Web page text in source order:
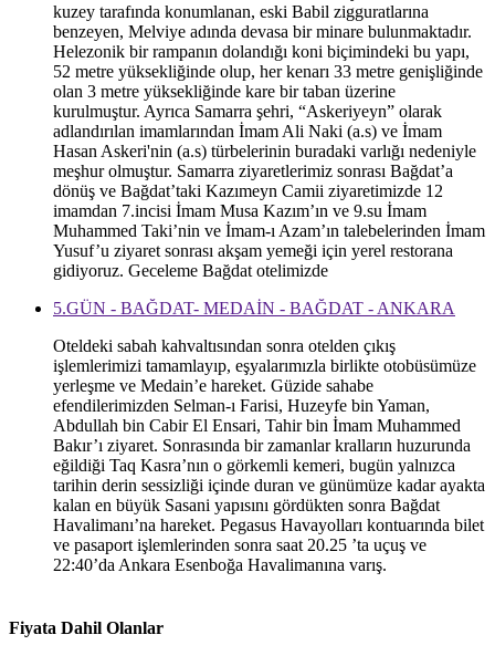
kuzey tarafında konumlanan, eski Babil zigguratlarına
benzeyen, Melviye adında devasa bir minare bulunmaktadır.
Helezonik bir rampanın dolandığı koni biçimindeki bu yapı,
52 metre yüksekliğinde olup, her kenarı 33 metre genişliğinde
olan 3 metre yüksekliğinde kare bir taban üzerine
kurulmuştur. Ayrıca Samarra şehri, “Askeriyeyn” olarak
adlandırılan imamlarından İmam Ali Naki (a.s) ve İmam
Hasan Askeri'nin (a.s) türbelerinin buradaki varlığı nedeniyle
meşhur olmuştur. Samarra ziyaretlerimiz sonrası Bağdat’a
dönüş ve Bağdat’taki Kazımeyn Camii ziyaretimizde 12
imamdan 7.incisi İmam Musa Kazım’ın ve 9.su İmam
Muhammed Taki’nin ve İmam-ı Azam’ın talebelerinden İmam
Yusuf’u ziyaret sonrası akşam yemeği için yerel restorana
gidiyoruz. Geceleme Bağdat otelimizde
5.GÜN - BAĞDAT- MEDAİN - BAĞDAT - ANKARA
Oteldeki sabah kahvaltısından sonra otelden çıkış
işlemlerimizi tamamlayıp, eşyalarımızla birlikte otobüsümüze
yerleşme ve Medain’e hareket. Güzide sahabe
efendilerimizden Selman-ı Farisi, Huzeyfe bin Yaman,
Abdullah bin Cabir El Ensari, Tahir bin İmam Muhammed
Bakır’ı ziyaret. Sonrasında bir zamanlar kralların huzurunda
eğildiği Taq Kasra’nın o görkemli kemeri, bugün yalnızca
tarihin derin sessizliği içinde duran ve günümüze kadar ayakta
kalan en büyük Sasani yapısını gördükten sonra Bağdat
Havalimanı’na hareket. Pegasus Havayolları kontuarında bilet
ve pasaport işlemlerinden sonra saat 20.25 ’ta uçuş ve
22:40’da Ankara Esenboğa Havalimanına varış.
Fiyata Dahil Olanlar